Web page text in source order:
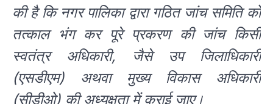
की है कि नगर पालिका द्वारा गठित जांच समिति को
तत्काल भंग कर पूरे प्रकरण की जांच किसी
स्वतंत्र अधिकारी, जैसे उप जिलाधिकारी
(एसडीएम) अथवा मुख्य विकास अधिकारी
(सीडीओ) की अध्यक्षता में कराई जाए।